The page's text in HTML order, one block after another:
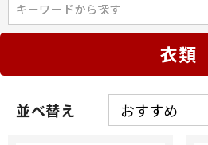
キーワードから探す
キーワードから探す
衣類
並べ替え